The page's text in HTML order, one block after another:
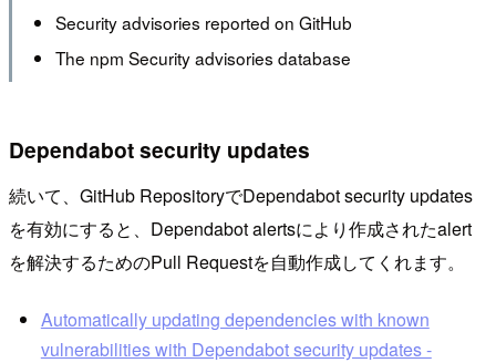
Security advisories reported on GitHub
The npm Security advisories database
Dependabot security updates
続いて、GitHub RepositoryでDependabot security updates
を有効にすると、Dependabot alertsにより作成されたalert
を解決するためのPull Requestを自動作成してくれます。
Automatically updating dependencies with known
vulnerabilities with Dependabot security updates -